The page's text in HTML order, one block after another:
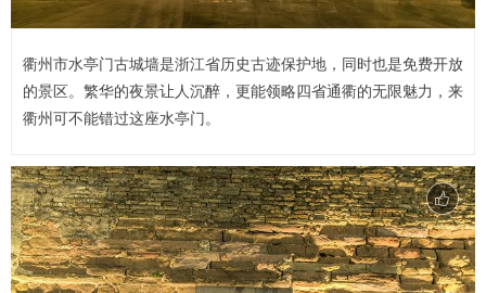
衢州市水亭门古城墙是浙江省历史古迹保护地，同时也是免费开放
的景区。繁华的夜景让人沉醉，更能领略四省通衢的无限魅力，来
衢州可不能错过这座水亭门。